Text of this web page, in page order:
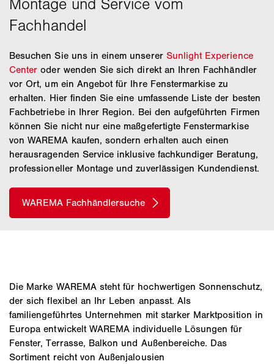
Besuchen Sie uns in einem unserer Sunlight Experience
Center oder wenden Sie sich direkt an Ihren Fachhändler
vor Ort, um ein Angebot für Ihre Fenstermarkise zu
erhalten. Hier finden Sie eine umfassende Liste der besten
Fachbetriebe in Ihrer Region. Bei den aufgeführten Firmen
können Sie nicht nur eine maßgefertigte Fenstermarkise
von WAREMA kaufen, sondern erhalten auch einen
herausragenden Service inklusive fachkundiger Beratung,
professioneller Montage und zuverlässigen Kundendienst.
Die Marke WAREMA steht für hochwertigen Sonnenschutz,
der sich flexibel an Ihr Leben anpasst. Als
familiengeführtes Unternehmen mit starker Marktposition in
Europa entwickelt WAREMA individuelle Lösungen für
Fenster, Terrasse, Balkon und Außenbereiche. Das
Sortiment reicht von Außenjalousien